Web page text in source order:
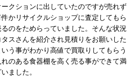
クションに出していたのですが売れず
かリサイクルショップに査定してもら
のをためらっていました。そんな状況
スさんを紹介され見積りをお願いした
う事がわかり高値で買取りしてもらう
のある食器棚を高く売る事ができて満
ました。